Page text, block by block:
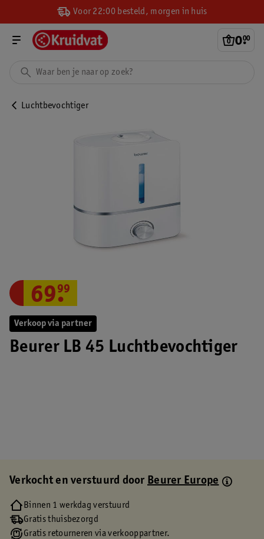
Voor 22:00 besteld, morgen in huis
0.
00
Luchtbevochtiger
Verkoop via partner
Beurer LB 45 Luchtbevochtiger
69.
99
Verkocht en verstuurd doorBeurer Europe
Binnen 1 werkdag verstuurd
Gratis thuisbezorgd
Gratis retourneren via verkooppartner.